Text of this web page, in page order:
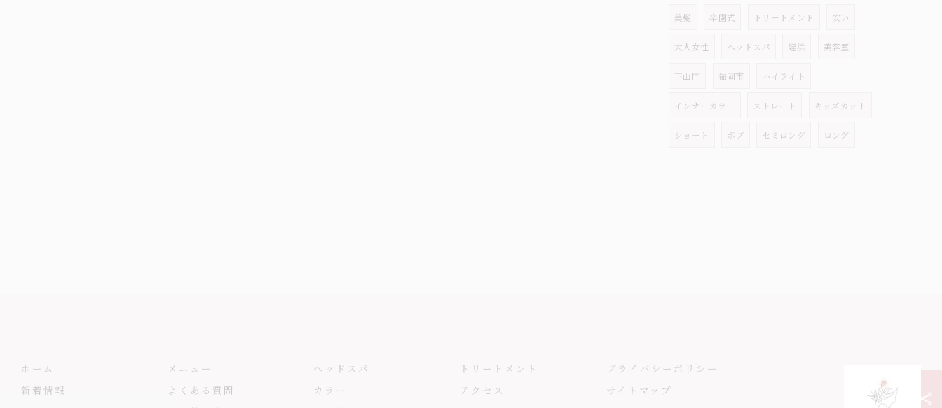
美髪 卒園式 トリートメント 安い
大人女性 ヘッドスパ 姪浜 美容室
下山門 福岡市 ハイライト
インナーカラー ストレート キッズカット
ショート ボブ セミロング ロング
ホーム
新着情報
メニュー
よくある質問
ヘッドスパ
カラー
トリートメント
アクセス
プライバシーポリシー
サイトマップ